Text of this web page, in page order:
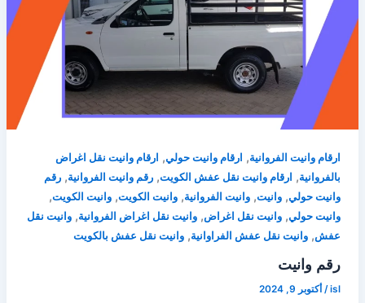
ارقام وانيت الفروانية,ارقام وانيت حولي,ارقام وانيت نقل اغراض
بالفروانية,ارقام وانيت نقل عفش الكويت,رقم وانيت الفروانية,رقم
وانيت حولي,وانيت,وانيت الفروانية,وانيت الكويت,وانيت الكويت,
وانيت حولي,وانيت نقل اغراض,وانيت نقل اغراض الفروانية,وانيت نقل
عفش,وانيت نقل عفش الفراوانية,وانيت نقل عفش بالكويت
رقم وانيت
isl
/أكتوبر 9, 2024